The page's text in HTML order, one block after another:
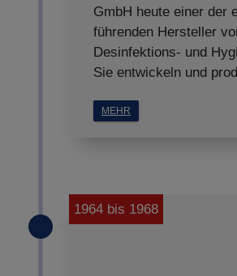
GmbH heute einer der
führenden Hersteller
Desinfektions- und
Sie entwickeln und
MEHR
1964 bis 1968